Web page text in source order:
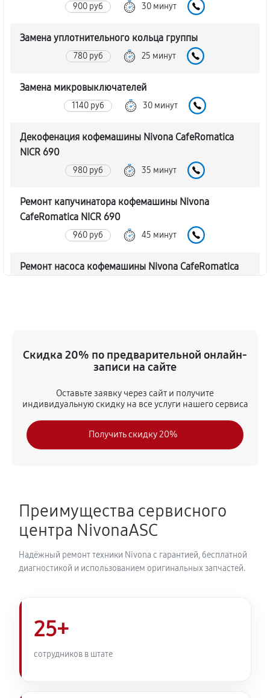
900 руб 30 минут
Замена уплотнительного кольца группы
780 руб 25 минут
Замена микровыключателей
1140 руб 30 минут
Декофенация кофемашины Nivona CafeRomatica
NICR 690
980 руб 35 минут
Ремонт капучинатора кофемашины Nivona
CafeRomatica NICR 690
960 руб 45 минут
Ремонт насоса кофемашины Nivona CafeRomatica
830 руб 45 минут
Чистка от кофейных масел
Замена модуля управления
NICR 690
960 руб 40 минут
Ремонт гидросистемы кофемашины Nivona
CafeRomatica NICR 690
Ремонт кофемолки кофемашины Nivona
CafeRomatica NICR 690
980 руб
Скидка 20% по предварительной онлайн-
записи на сайте
Оставьте заявку через сайт и получите
индивидуальную скидку на все услуги нашего сервиса
Получить скидку 20%
Преимущества сервисного
центра NivonaASC
Надёжный ремонт техники Nivona с гарантией, бесплатной
диагностикой и использованием оригинальных запчастей.
25+
сотрудников в штате